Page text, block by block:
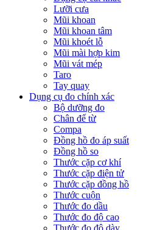
Lưỡi cưa
Mũi khoan
Mũi khoan tâm
Mũi khoét lỗ
Mũi mài hợp kim
Mũi vát mép
Taro
Tay quay
Dụng cụ đo chính xác
Bộ dưỡng đo
Chân đế từ
Compa
Đồng hồ đo áp suất
Đồng hồ so
Thước cặp cơ khí
Thước cặp điện tử
Thước cặp đồng hồ
Thước cuộn
Thước đo dầu
Thước đo độ cao
Thước đo độ dày